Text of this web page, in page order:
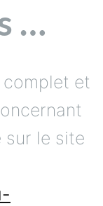
…
complet et
sur le site